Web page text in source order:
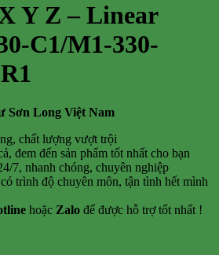
Y Z – Linear
C1/M1-330-
Sơn Long Việt Nam
chất lượng vượt trội
đem đến sản phẩm tốt nhất cho bạn
7, nhanh chóng, chuyên nghiệp
trình độ chuyên môn, tận tình hết mình
hoặc Zalo để được hỗ trợ tốt nhất !